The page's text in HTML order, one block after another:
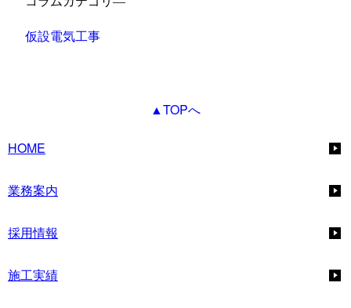
仮設電気工事
▲TOPへ
HOME
業務案内
採用情報
施工実績